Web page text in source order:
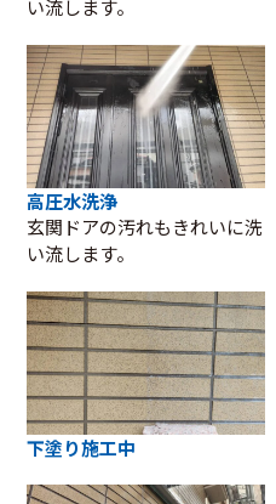
い流します。
高圧水洗浄
玄関ドアの汚れもきれいに洗
い流します。
下塗り施工中